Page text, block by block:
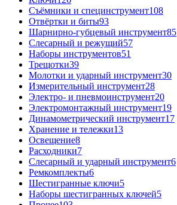
Съёмники и специнструмент108
Отвёртки и биты93
Шарнирно-губцевый инструмент85
Слесарный и режущий57
Наборы инструментов51
Трещотки39
Молотки и ударный инструмент30
Измерительный инструмент28
Электро- и пневмоинструмент20
Электромонтажный инструмент19
Динамометрический инструмент17
Хранение и тележки13
Освещение8
Расходники7
Слесарный и ударный инструмент6
Ремкомплекты6
Шестигранные ключи5
Наборы шестигранных ключей5